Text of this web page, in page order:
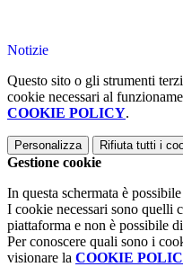
Notizie
Questo sito o gli strumenti
cookie necessari al
COOKIE POLICY.
Personalizza Rifiuta tutti i
Gestione cookie
In questa schermata è
I cookie necessari sono quelli
piattaforma e non è possibile
Per conoscere quali sono i
visionare la COOKIE